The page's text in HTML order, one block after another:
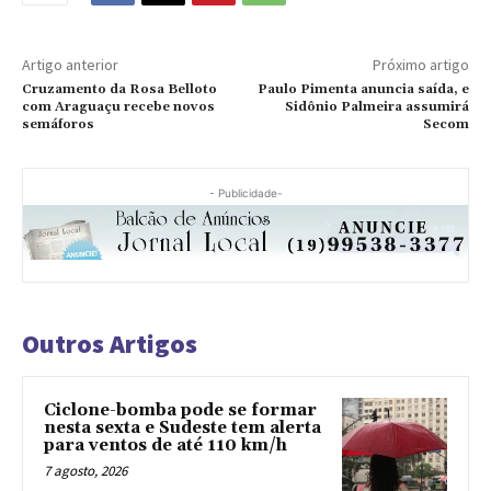
Artigo anterior
Cruzamento da Rosa Belloto
com Araguaçu recebe novos
semáforos
Próximo artigo
Paulo Pimenta anuncia saída, e
Sidônio Palmeira assumirá
Secom
- Publicidade-
Outros Artigos
Ciclone-bomba pode se formar
nesta sexta e Sudeste tem alerta
para ventos de até 110 km/h
7 agosto, 2026